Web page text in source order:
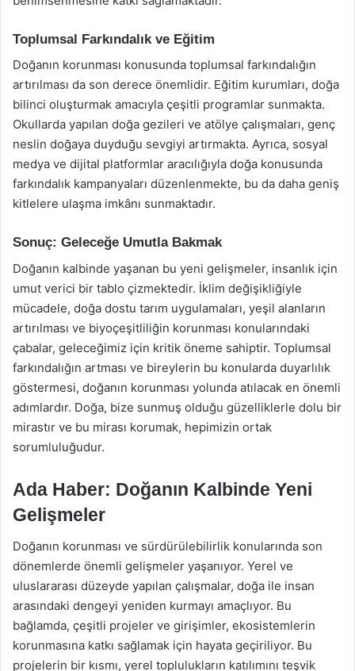
Toplumsal Farkındalık ve Eğitim
Doğanın korunması konusunda toplumsal farkındalığın
artırılması da son derece önemlidir. Eğitim kurumları, doğa
bilinci oluşturmak amacıyla çeşitli programlar sunmakta.
Okullarda yapılan doğa gezileri ve atölye çalışmaları, genç
neslin doğaya duyduğu sevgiyi artırmakta. Ayrıca, sosyal
medya ve dijital platformlar aracılığıyla doğa konusunda
farkındalık kampanyaları düzenlenmekte, bu da daha geniş
kitlelere ulaşma imkânı sunmaktadır.
Sonuç: Geleceğe Umutla Bakmak
Doğanın kalbinde yaşanan bu yeni gelişmeler, insanlık için
umut verici bir tablo çizmektedir. İklim değişikliğiyle
mücadele, doğa dostu tarım uygulamaları, yeşil alanların
artırılması ve biyoçeşitliliğin korunması konularındaki
çabalar, geleceğimiz için kritik öneme sahiptir. Toplumsal
farkındalığın artması ve bireylerin bu konularda duyarlılık
göstermesi, doğanın korunması yolunda atılacak en önemli
adımlardır. Doğa, bize sunmuş olduğu güzelliklerle dolu bir
mirastır ve bu mirası korumak, hepimizin ortak
sorumluluğudur.
Ada Haber: Doğanın Kalbinde Yeni
Gelişmeler
Doğanın korunması ve sürdürülebilirlik konularında son
dönemlerde önemli gelişmeler yaşanıyor. Yerel ve
uluslararası düzeyde yapılan çalışmalar, doğa ile insan
arasındaki dengeyi yeniden kurmayı amaçlıyor. Bu
bağlamda, çeşitli projeler ve girişimler, ekosistemlerin
korunmasına katkı sağlamak için hayata geçiriliyor. Bu
projelerin bir kısmı, yerel toplulukların katılımını teşvik